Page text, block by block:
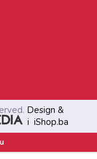
Design &
i iShop.ba